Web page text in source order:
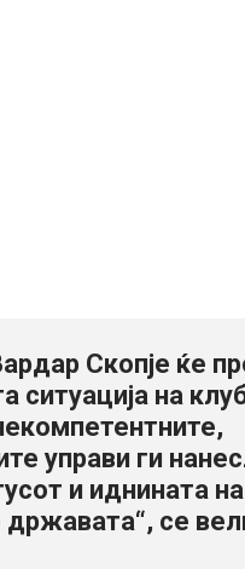
Скопје ќе
ситуација на
управи ги
и иднината на
државата“, се